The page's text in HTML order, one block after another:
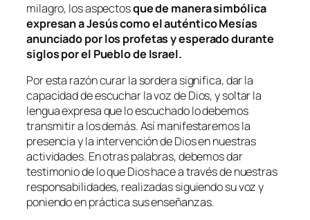
milagro, los aspectosque de manera simbólica
expresan a Jesús como el auténtico Mesías
anunciado por los profetas y esperado durante
siglos por el Pueblo de Israel.
Por esta razón curar la sordera significa, dar la
capacidad de escuchar la voz de Dios, y soltar la
lengua expresa que lo escuchado lo debemos
transmitir a los demás. Así manifestaremos la
presencia y la intervención de Dios en nuestras
actividades. En otras palabras, debemos dar
testimonio de lo que Dios hace a través de nuestras
responsabilidades, realizadas siguiendo su voz y
poniendo en práctica sus enseñanzas.